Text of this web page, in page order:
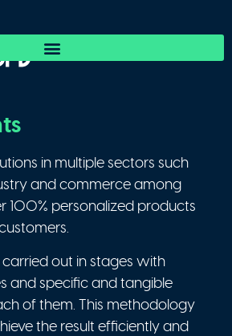
in multiple sectors such
and commerce among
100% personalized products
carried out in stages with
and specific and tangible
of them. This methodology
the result efficiently and